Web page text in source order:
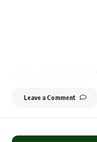
Leave a Comment